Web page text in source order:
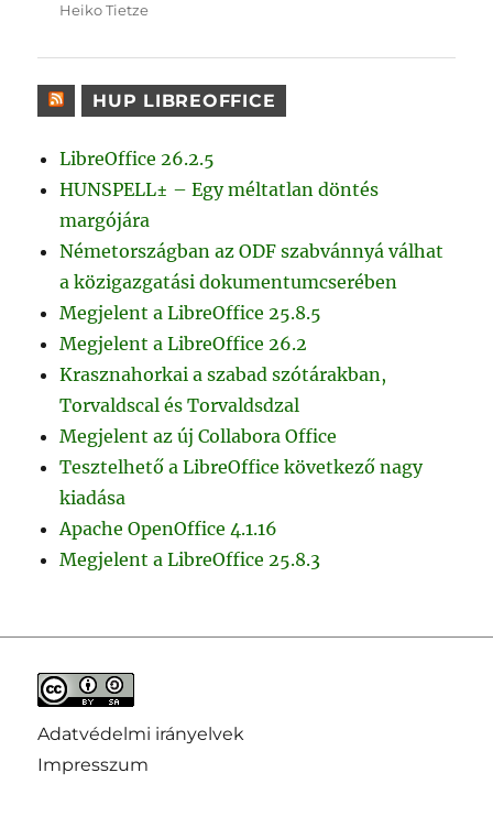
Heiko Tietze
HUP LIBREOFFICE
LibreOffice 26.2.5
HUNSPELL± – Egy méltatlan döntés
margójára
Németországban az ODF szabvánnyá válhat
a közigazgatási dokumentumcserében
Megjelent a LibreOffice 25.8.5
Megjelent a LibreOffice 26.2
Krasznahorkai a szabad szótárakban,
Torvaldscal és Torvaldsdzal
Megjelent az új Collabora Office
Tesztelhető a LibreOffice következő nagy
kiadása
Apache OpenOffice 4.1.16
Megjelent a LibreOffice 25.8.3
Adatvédelmi irányelvek
Impresszum